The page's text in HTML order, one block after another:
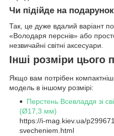
Чи підійде на
Так, це дуже вдалий варіант
«Володаря перснів» або
незвичайні світні аксесуари.
Інші розміри цього
Якщо вам потрібен
модель в іншому розмірі:
Перстень Всевладдя зі
(Ø17,3 мм)
https://i-mag.kiev.ua/
svecheniem.html